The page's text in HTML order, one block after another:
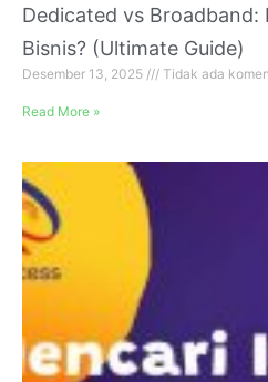
Dedicated vs Broadband:
Bisnis? (Ultimate Guide)
Desember 13, 2025 Tidak ada
Read More »